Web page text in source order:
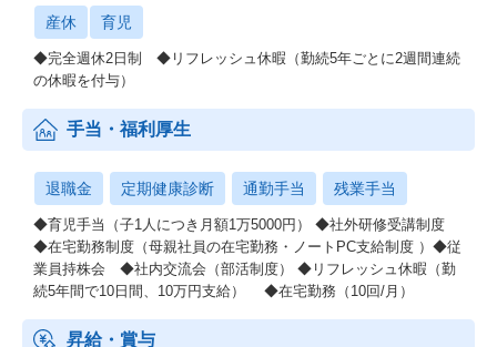
産休 育児
◆完全週休2日制 ◆リフレッシュ休暇（勤続5年ごとに2週間連続
の休暇を付与）
手当・福利厚生
退職金 定期健康診断 通勤手当 残業手当
◆育児手当（子1人につき月額1万5000円） ◆社外研修受講制度
◆在宅勤務制度（母親社員の在宅勤務・ノートPC支給制度 ）◆従
業員持株会 ◆社内交流会（部活制度） ◆リフレッシュ休暇（勤
続5年間で10日間、10万円支給） ◆在宅勤務（10回/月）
昇給・賞与